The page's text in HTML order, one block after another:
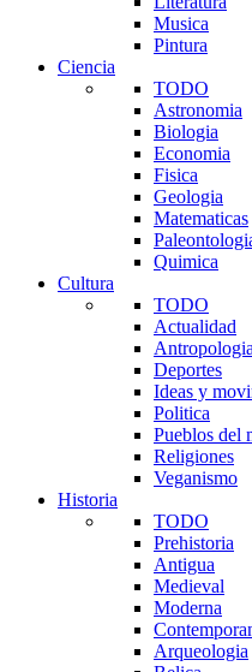
Musica
Pintura
Ciencia
TODO
Astronomia
Biologia
Economia
Fisica
Geologia
Matematicas
Quimica
Cultura
TODO
Actualidad
Deportes
Ideas y
Politica
Pueblos del
Religiones
Veganismo
Historia
TODO
Prehistoria
Antigua
Medieval
Moderna
Arqueologia